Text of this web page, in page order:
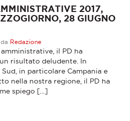
2017,
28 GIUGNO
Redazione
il PD ha
risultato deludente. In
in particolare Campania e
nella nostra regione, il PD ha
spiego […]